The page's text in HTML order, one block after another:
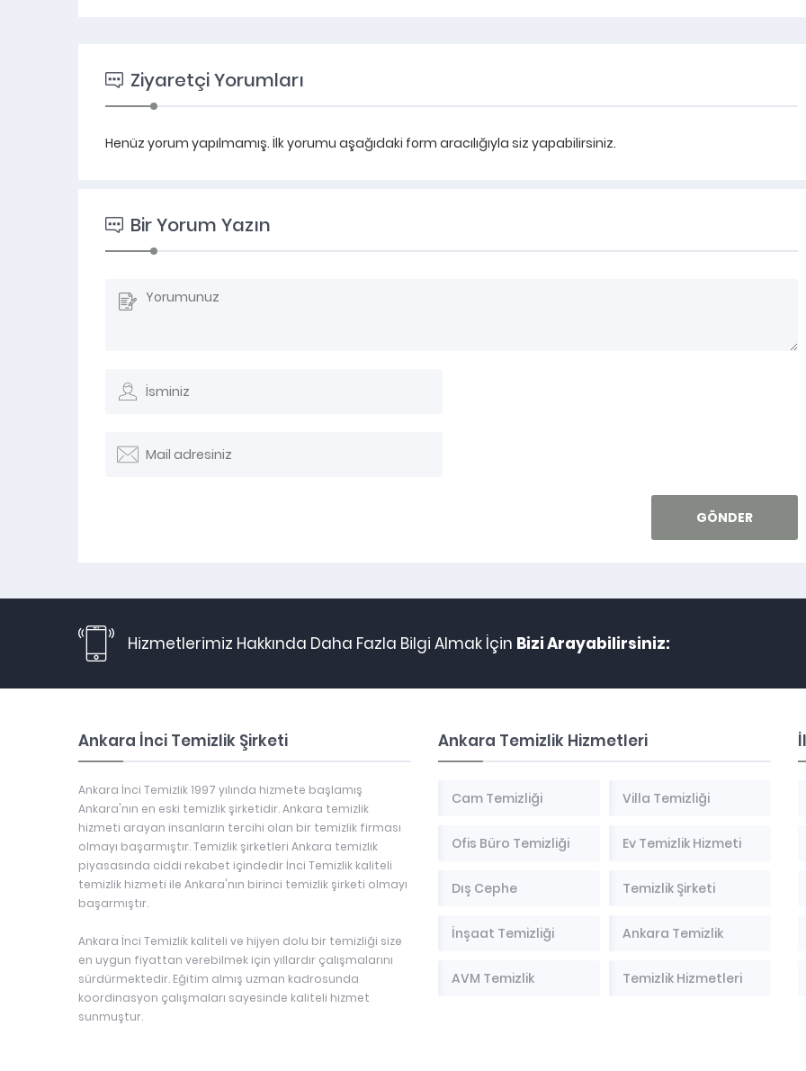
Ziyaretçi Yorumları
Henüz yorum yapılmamış. İlk yorumu aşağıdaki form aracılığıyla siz yapabilirsiniz.
Bir Yorum Yazın
Hizmetlerimiz Hakkında Daha Fazla Bilgi Almak İçin Bizi Arayabilirsiniz:
Ankara İnci Temizlik Şirketi
Ankara İnci Temizlik 1997 yılında hizmete başlamış
Ankara'nın en eski temizlik şirketidir. Ankara temizlik
hizmeti arayan insanların tercihi olan bir temizlik firması
olmayı başarmıştır. Temizlik şirketleri Ankara temizlik
piyasasında ciddi rekabet içindedir İnci Temizlik kaliteli
temizlik hizmeti ile Ankara'nın birinci temizlik şirketi olmayı
başarmıştır.
Ankara İnci Temizlik kaliteli ve hijyen dolu bir temizliği size
en uygun fiyattan verebilmek için yıllardır çalışmalarını
sürdürmektedir. Eğitim almış uzman kadrosunda
koordinasyon çalışmaları sayesinde kaliteli hizmet
sunmuştur.
Ankara Temizlik Hizmetleri
Cam Temizliği Villa Temizliği
Ofis Büro Temizliği Ev Temizlik Hizmeti
Dış Cephe Temizlik Şirketi
İnşaat Temizliği Ankara Temizlik
AVM Temizlik Temizlik Hizmetleri